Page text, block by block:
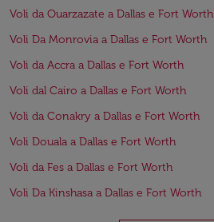
Voli da Ouarzazate a Dallas e Fort Worth
Voli Da Monrovia a Dallas e Fort Worth
Voli da Accra a Dallas e Fort Worth
Voli dal Cairo a Dallas e Fort Worth
Voli da Conakry a Dallas e Fort Worth
Voli Douala a Dallas e Fort Worth
Voli da Fes a Dallas e Fort Worth
Voli Da Kinshasa a Dallas e Fort Worth